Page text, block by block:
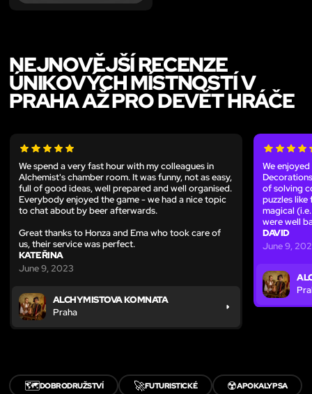
NEJNOVĚJŠÍ RECENZE
ÚNIKOVÝCH MÍSTNOSTÍ V
PRAHA AŽ PRO DEVĚT HRÁČE
We spend a very fast hour with my colleagues in
Alchemist's chamber room. It was funny, not as easy,
full of good ideas, well prepared and well organised.
Everybody enjoyed the game - we had a nice topic
to chat about by beer afterwards.
Great thanks to Honza and Ema who took care of
us, their service was perfect.
KATEŘINA
June 9, 2023
ALCHYMISTOVA KOMNATA
Praha
We
of solving
puzzles
magical
were well
DAVID
June 9,
🗺️DOBRODRUŽSTVÍ 🚀FUTURISTICKÉ ☢️APOKALYPSA